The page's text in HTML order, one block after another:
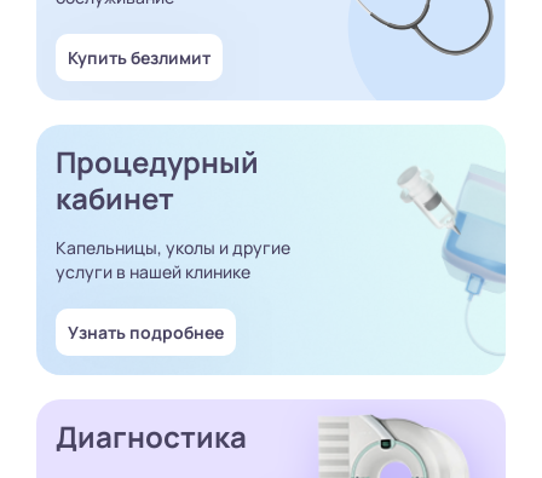
Купить безлимит
Процедурный
кабинет
Капельницы, уколы и другие
услуги в нашей клинике
Узнать подробнее
Диагностика